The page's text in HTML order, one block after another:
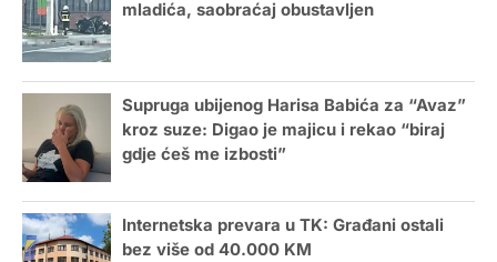
mladića, saobraćaj obustavljen
Supruga ubijenog Harisa Babića za “Avaz”
kroz suze: Digao je majicu i rekao “biraj
gdje ćeš me izbosti”
Internetska prevara u TK: Građani ostali
bez više od 40.000 KM